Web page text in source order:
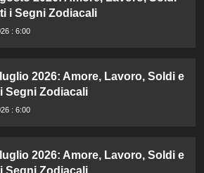
i Segni Zodiacali
: 6:00
2026: Amore, Lavoro, Soldi e
Segni Zodiacali
: 6:00
2026: Amore, Lavoro, Soldi e
Segni Zodiacali